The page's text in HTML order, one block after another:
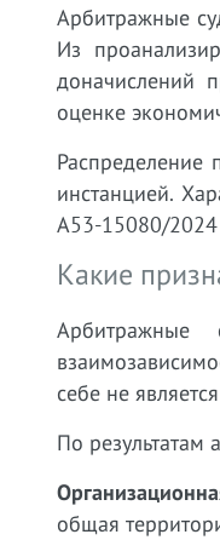
Арбитражные
Из
доначислений
оценке
Распределение
инстанцией.
А53-15080/
Какие
Арбитражные
себе не
По результатам
общая